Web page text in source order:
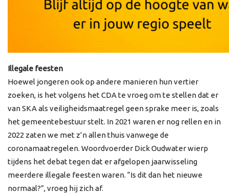
Illegale feesten
Hoewel jongeren ook op andere manieren hun vertier
zoeken, is het volgens het CDA te vroeg om te stellen dat er
van SKA als veiligheidsmaatregel geen sprake meer is, zoals
het gemeentebestuur stelt. In 2021 waren er nog rellen en in
2022 zaten we met z’n allen thuis vanwege de
coronamaatregelen. Woordvoerder Dick Oudwater wierp
tijdens het debat tegen dat er afgelopen jaarwisseling
meerdere illegale feesten waren. “Is dit dan het nieuwe
normaal?”, vroeg hij zich af.